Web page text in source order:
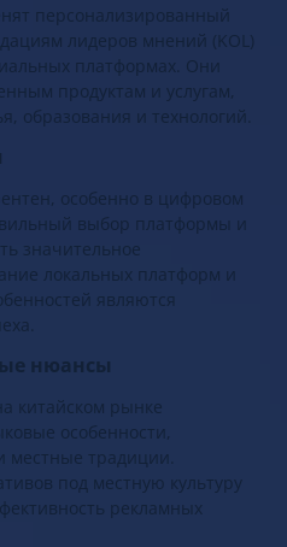
персонализированный
лидеров мнений (KOL)
платформах. Они
продуктам и услугам,
образования и технологий.
особенно в цифровом
выбор платформы и
значительное
локальных платформ и
являются
нюансы
китайском рынке
особенности,
местные традиции.
под местную культуру
рекламных